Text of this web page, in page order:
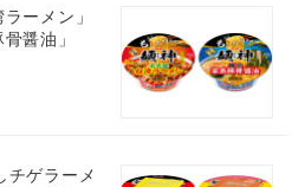
ーメン」
醤油」
ゲラーメ